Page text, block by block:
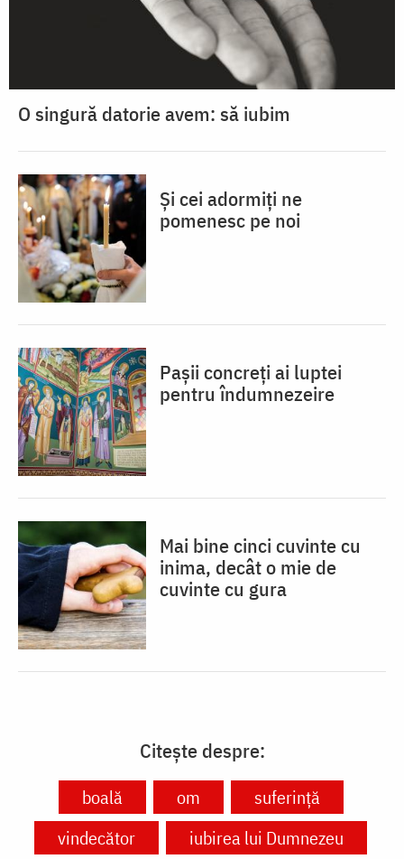
O singură datorie avem: să iubim
Și cei adormiți ne
pomenesc pe noi
Pașii concreți ai luptei
pentru îndumnezeire
Mai bine cinci cuvinte cu
inima, decât o mie de
cuvinte cu gura
Citește despre:
boală om
suferință
vindecător
iubirea lui Dumnezeu